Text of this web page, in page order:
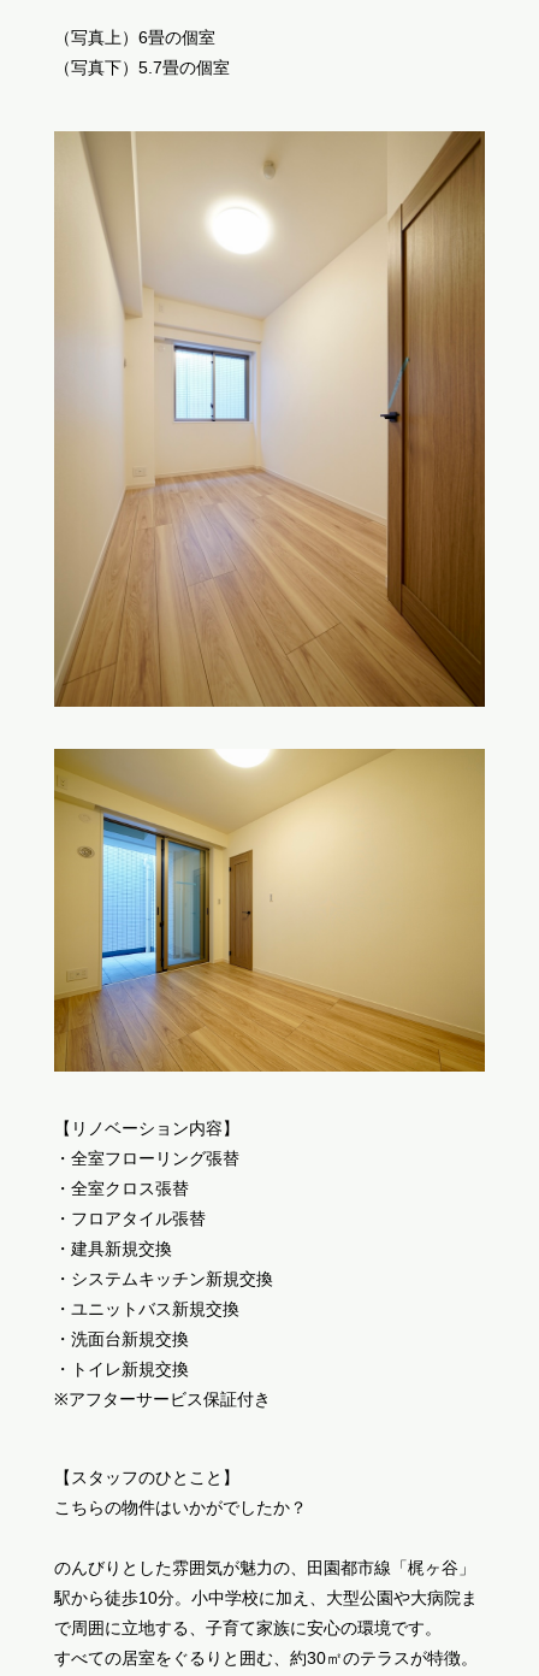
（写真上）6畳の個室
（写真下）5.7畳の個室
【リノベーション内容】
・全室フローリング張替
・全室クロス張替
・フロアタイル張替
・建具新規交換
・システムキッチン新規交換
・ユニットバス新規交換
・洗面台新規交換
・トイレ新規交換
※アフターサービス保証付き
【スタッフのひとこと】
こちらの物件はいかがでしたか？
のんびりとした雰囲気が魅力の、田園都市線「梶ヶ谷」
駅から徒歩10分。小中学校に加え、大型公園や大病院ま
で周囲に立地する、子育て家族に安心の環境です。
すべての居室をぐるりと囲む、約30㎡のテラスが特徴。